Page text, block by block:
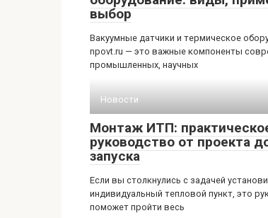
выбор
Вакуумные датчики и термическое
npovt.ru — это важные компоненты
промышленных, научных
Новости
Монтаж ИТП:
руководство от проекта
запуска
Если вы столкнулись с задачей
индивидуальный тепловой пункт, это
поможет пройти весь